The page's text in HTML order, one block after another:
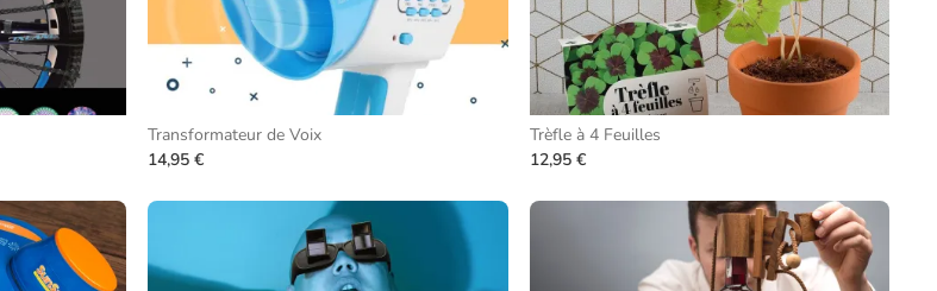
Transformateur de Voix
14,95 €
Trèfle à 4 Feuilles
12,95 €